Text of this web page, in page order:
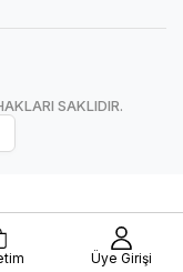
SAKLIDIR.
Üye Girişi